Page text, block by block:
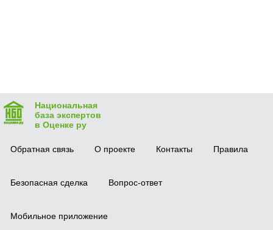
Национальная
база экспертов
в Оценке ру
Обратная связь О проекте Контакты Правила
Безопасная сделка Вопрос-ответ
Мобильное приложение